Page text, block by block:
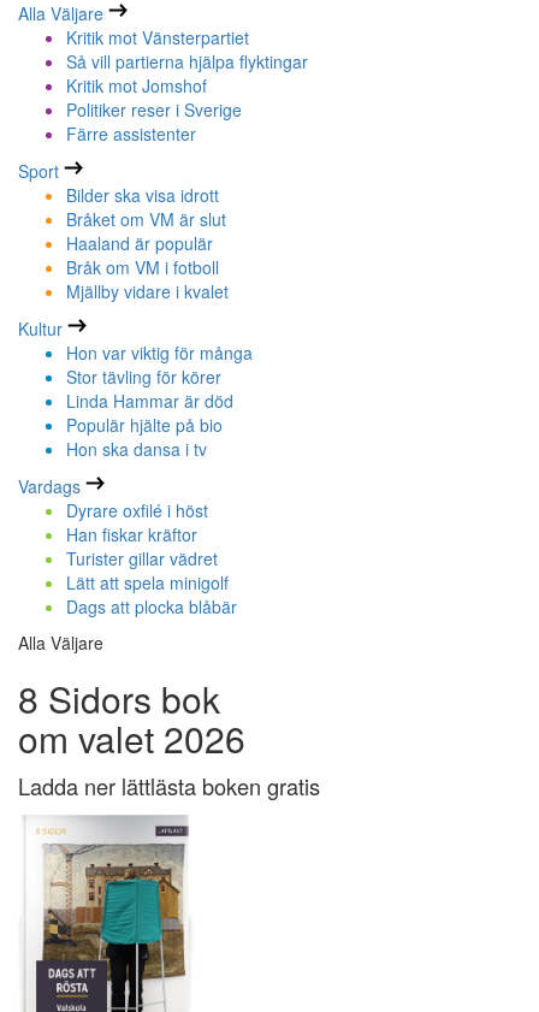
Alla Väljare
Kritik mot Vänsterpartiet
Så vill partierna hjälpa flyktingar
Kritik mot Jomshof
Politiker reser i Sverige
Färre assistenter
Sport
Bilder ska visa idrott
Bråket om VM är slut
Haaland är populär
Bråk om VM i fotboll
Mjällby vidare i kvalet
Kultur
Hon var viktig för många
Stor tävling för körer
Linda Hammar är död
Populär hjälte på bio
Hon ska dansa i tv
Vardags
Dyrare oxfilé i höst
Han fiskar kräftor
Turister gillar vädret
Lätt att spela minigolf
Dags att plocka blåbär
Alla Väljare
8 Sidors bok
om valet 2026
Ladda ner lättlästa boken gratis